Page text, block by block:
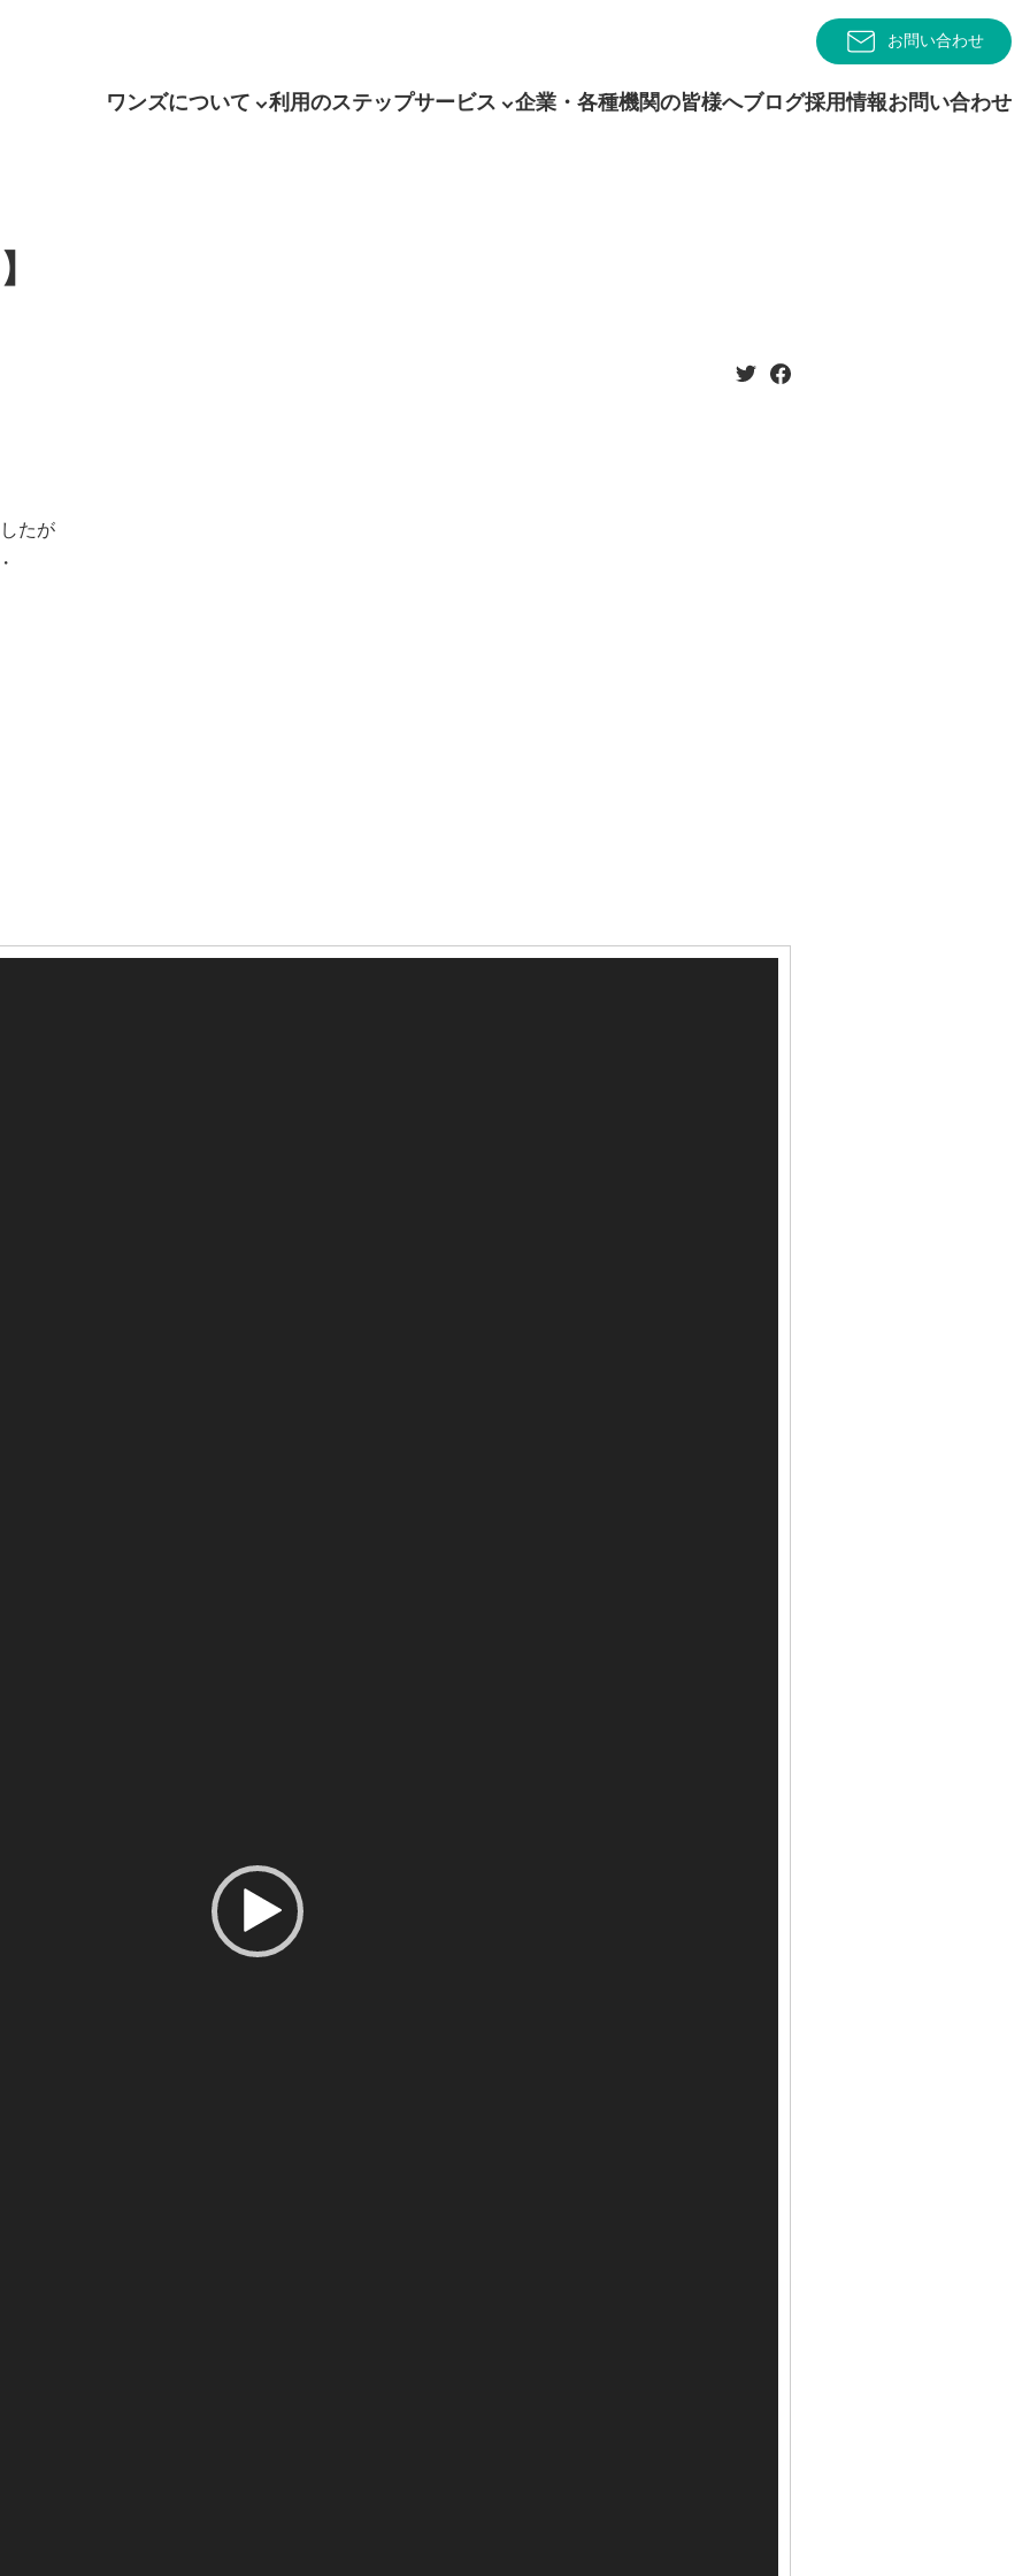
お問い合わせ
ワンズについて 利用のステップサービス 企業・各種機関の皆様へブログ採用情報お問い合わせ
たが